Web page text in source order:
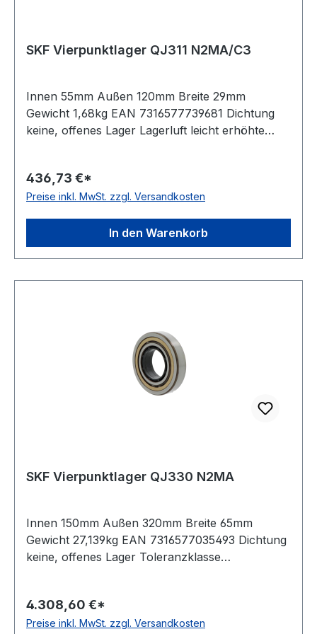
SKF Vierpunktlager QJ311 N2MA/C3
Innen 55mm Außen 120mm Breite 29mm
Gewicht 1,68kg EAN 7316577739681 Dichtung
keine, offenes Lager Lagerluft leicht erhöhte
Toleranzklasse Toleranzklasse P0/PN bzw.
ABEC 1 Nut(en) im Außenring zwei um 180 Grad
geteilter Innenring
436,73 €*
Preise inkl. MwSt. zzgl. Versandkosten
In den Warenkorb
SKF Vierpunktlager QJ330 N2MA
Innen 150mm Außen 320mm Breite 65mm
Gewicht 27,139kg EAN 7316577035493 Dichtung
keine, offenes Lager Toleranzklasse
Messingkäfig Temperaturbereich -30 bis +200 °C
Nut(en) im Außenring zwei um 180 Grad
4.308,60 €*
Preise inkl. MwSt. zzgl. Versandkosten